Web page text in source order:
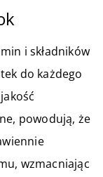
i składników
do każdego
powodują, że
wzmacniając